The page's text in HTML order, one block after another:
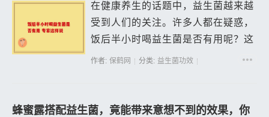
在健康养生的话题中，益生菌越来越
受到人们的关注。许多人都在疑惑，
饭后半小时喝益生菌是否有用呢？这
其实是一个涉及到益生菌的特性、人
机制。...
作者: 保鹤网 分类: 益生菌功效
蜂蜜露搭配益生菌，竟能带来意想不到的效果，你